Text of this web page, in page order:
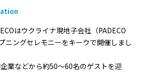
はウクライナ現地子会社（PADECO
ニングセレモニーをキーウで開催しまし
業などから約50～60名のゲストを迎